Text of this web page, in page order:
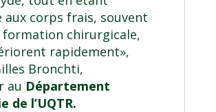
aux corps frais, souvent
formation chirurgicale,
rapidement»,
Bronchti,
au Département
de l’UQTR.